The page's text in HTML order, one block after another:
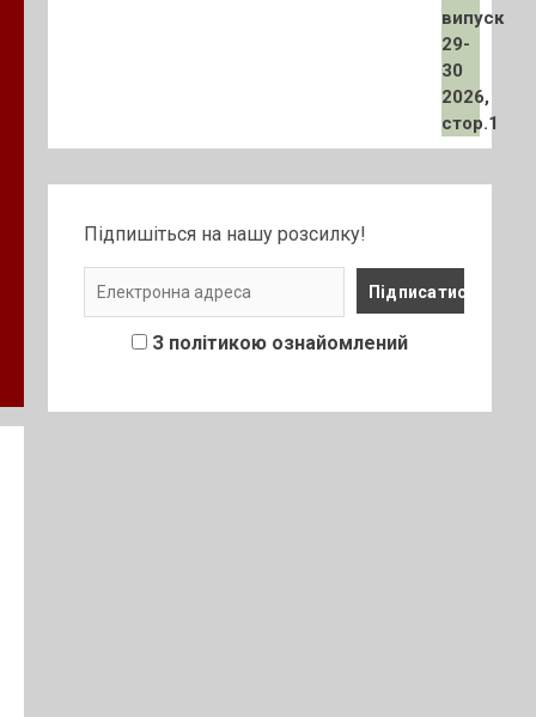
Підпишіться на нашу розсилку!
З політикою ознайомлений